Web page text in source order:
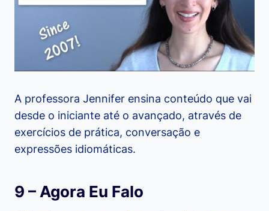
A professora Jennifer ensina conteúdo que vai
desde o iniciante até o avançado, através de
exercícios de prática, conversação e
expressões idiomáticas.
9 – Agora Eu Falo